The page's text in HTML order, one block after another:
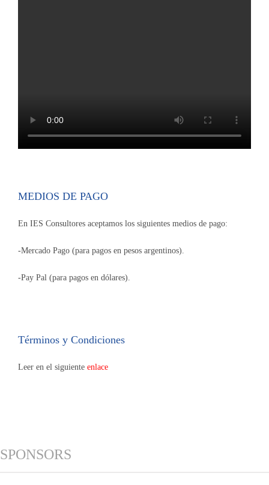
MEDIOS DE PAGO
En IES Consultores aceptamos los siguientes medios de pago:
-Mercado Pago (para pagos en pesos argentinos).
-Pay Pal (para pagos en dólares).
Términos y Condiciones
Leer en el siguiente enlace
SPONSORS